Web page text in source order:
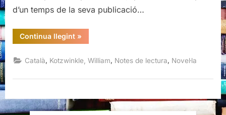
d’un temps de la seva publicació…
Continua llegint“El
nedador
mar
secret,
Kotzwinkle”
»
Català Kotzwinkle, William Notes de lectura Novel·la